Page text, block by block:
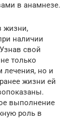
в анамнезе.
жизни,
наличии
свой
только
лечения, но и
жизни ей
выполнение
роль в